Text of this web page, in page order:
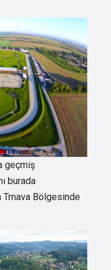
geçmiş
burada
Trnava Bölgesinde